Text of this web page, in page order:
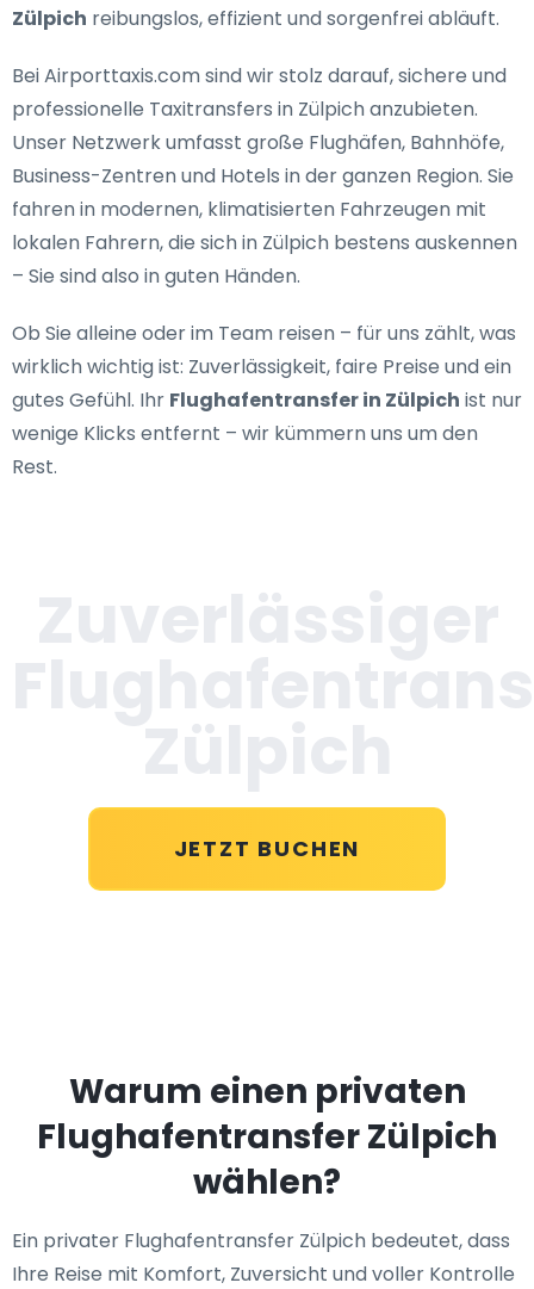
Zülpich reibungslos, effizient und sorgenfrei abläuft.
Bei Airporttaxis.com sind wir stolz darauf,sichere und
professionelle Taxitransfers in Zülpichanzubieten.
Unser Netzwerk umfasst große Flughäfen, Bahnhöfe,
Business-Zentren und Hotels in der ganzen Region. Sie
fahren in modernen, klimatisierten Fahrzeugen mit
lokalen Fahrern, die sich in Zülpich bestens auskennen
– Sie sind also in guten Händen.
Ob Sie alleine oder im Team reisen – für uns zählt, was
wirklich wichtig ist: Zuverlässigkeit, faire Preise und ein
gutes Gefühl. Ihr Flughafentransfer in Zülpich ist nur
wenige Klicks entfernt – wir kümmern uns um den
Rest.
JETZT BUCHEN
Warum einen privaten
Flughafentransfer Zülpich
wählen?
Ein privater Flughafentransfer Zülpich bedeutet, dass
Ihre Reise mit Komfort, Zuversicht und voller Kontrolle